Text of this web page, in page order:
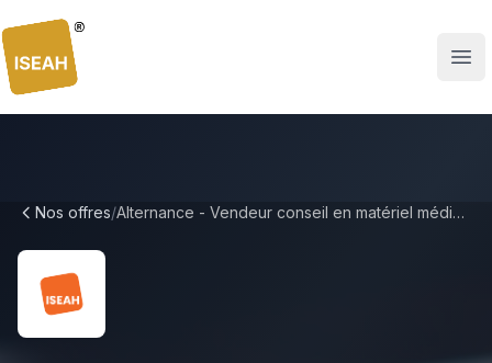
Nos offres/ Alternance - Vendeur conseil en matériel médical H/F